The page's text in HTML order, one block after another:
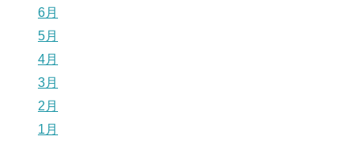
6月
5月
4月
3月
2月
1月